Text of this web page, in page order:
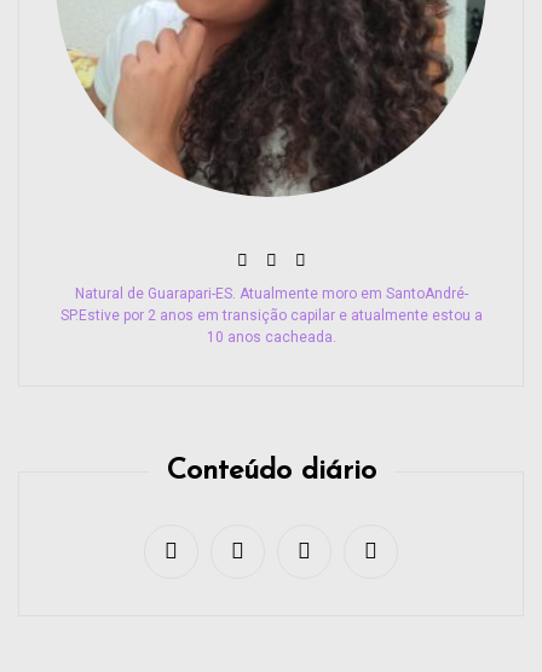
Natural de Guarapari-ES. Atualmente moro em SantoAndré-
SP.Estive por 2 anos em transição capilar e atualmente estou a
10 anos cacheada.
Conteúdo diário